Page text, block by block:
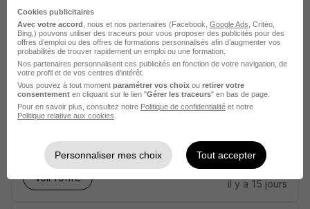
Meaux - 77
Voir l’offre
Educateur Spécialisé Mecs92 H/F
Croix-Rouge française
Voir l’offre
il y a 15 jours
Cookies publicitaires
Avec votre accord , nous et nos partenaires (Facebook, Google Ads , Critéo,
Bing,) pouvons utiliser des traceurs pour vous proposer des publicités pour des
offres d’emploi ou des offres de formations personnalisés afin d’augmenter vos
probabilités de trouver rapidement un emploi ou une formation.
Nos partenaires personnalisent ces publicités en fonction de votre navigation, de
votre profil et de vos centres d’intérêt.
Vous pouvez à tout moment paramétrer vos choix ou retirer votre
consentement en cliquant sur le lien "Gérer les traceurs" en bas de page.
Pour en savoir plus, consultez notre Politique de confidentialité et notre
Politique relative aux cookies
Personnaliser mes choix Tout accepter